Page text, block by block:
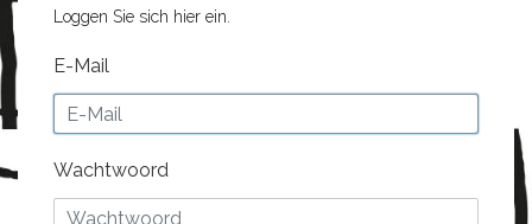
Loggen Sie sich hier ein.
E-Mail
Wachtwoord